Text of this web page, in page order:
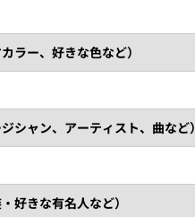
ラー、好きな色など）
シャン、アーティスト、曲など）
好きな有名人など）